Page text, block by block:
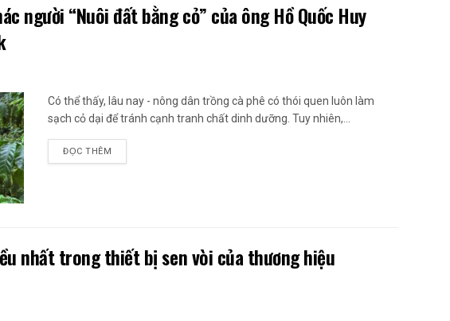
người “Nuôi đất bằng cỏ” của ông Hồ Quốc Huy
Có thể thấy, lâu nay - nông dân trồng cà phê có thói quen luôn làm
sạch cỏ dại để tránh cạnh tranh chất dinh dưỡng. Tuy nhiên,...
ĐỌC THÊM
nhất trong thiết bị sen vòi của thương hiệu